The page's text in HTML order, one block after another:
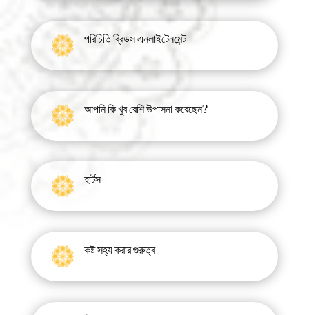
পরিচিতি ব্রিডস এনলাইটেনমেন্ট
আপনি কি খুব বেশি উপাসনা করেছেন?
হার্টস
কষ্ট সহ্য করার গুরুত্ব